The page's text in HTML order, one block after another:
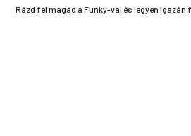
Rázd fel magad a Funky-val és legyen igazán